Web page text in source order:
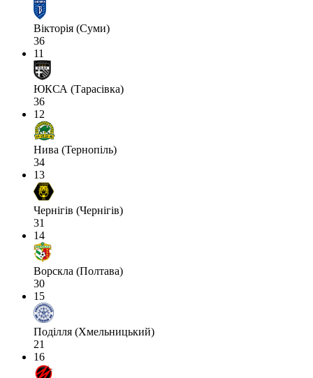
Вікторія (Суми)
36
11
ЮКСА (Тарасівка)
36
12
Нива (Тернопіль)
34
13
Чернігів (Чернігів)
31
14
Ворскла (Полтава)
30
15
Поділля (Хмельницький)
21
16